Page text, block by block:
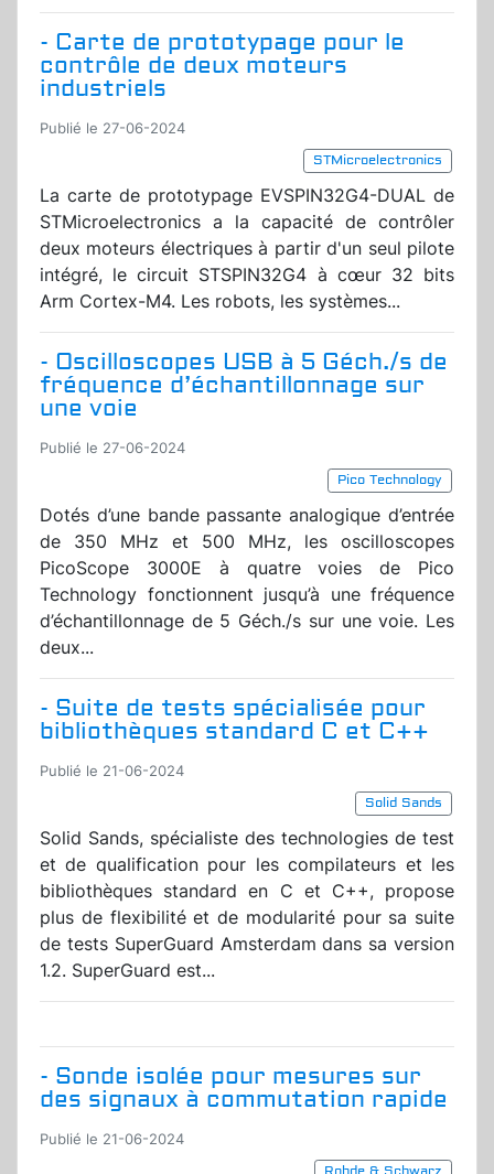
- Carte de prototypage pour le
contrôle de deux moteurs
industriels
Publié le 27-06-2024
STMicroelectronics
La carte de prototypage EVSPIN32G4-DUAL de
STMicroelectronics a la capacité de contrôler
deux moteurs électriques à partir d'un seul pilote
intégré, le circuit STSPIN32G4 à cœur 32 bits
Arm Cortex-M4. Les robots, les systèmes...
- Oscilloscopes USB à 5 Géch./s de
fréquence d’échantillonnage sur
une voie
Publié le 27-06-2024
Pico Technology
Dotés d’une bande passante analogique d’entrée
de 350 MHz et 500 MHz, les oscilloscopes
PicoScope 3000E à quatre voies de Pico
Technology fonctionnent jusqu’à une fréquence
d’échantillonnage de 5 Géch./s sur une voie. Les
deux...
- Suite de tests spécialisée pour
bibliothèques standard C et C++
Publié le 21-06-2024
Solid Sands
Solid Sands, spécialiste des technologies de test
et de qualification pour les compilateurs et les
bibliothèques standard en C et C++, propose
plus de flexibilité et de modularité pour sa suite
de tests SuperGuard Amsterdam dans sa version
1.2. SuperGuard est...
- Sonde isolée pour mesures sur
des signaux à commutation rapide
Publié le 21-06-2024